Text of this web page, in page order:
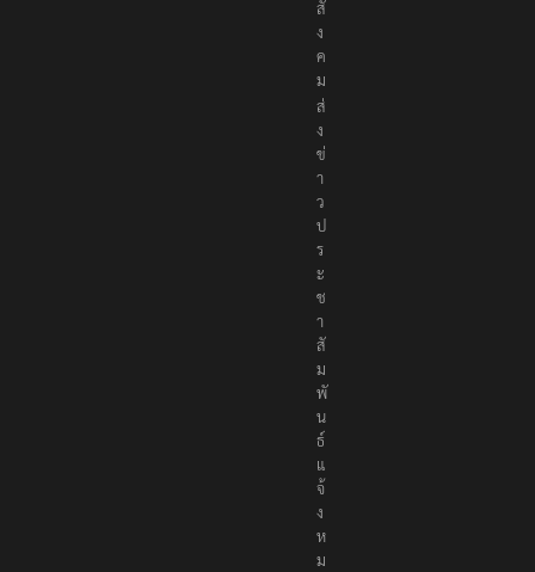
สั
ง
ค
ม
ส่
ง
ข่
า
ว
ป
ร
ะ
ช
า
สั
ม
พั
น
ธ์
แ
จ้
ง
ห
ม